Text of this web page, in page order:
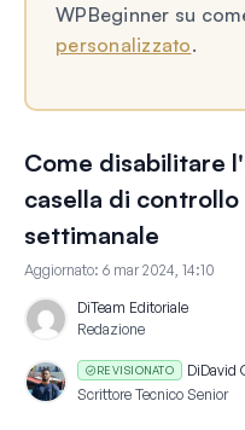
WPBeginner su
personalizzato.
Come disabilitare
casella di
settimanale
Aggiornato: 6 mar 2024, 14:10
DiTeam Editoriale
Redazione
REVISIONATO DiDavid
Scrittore Tecnico Senior